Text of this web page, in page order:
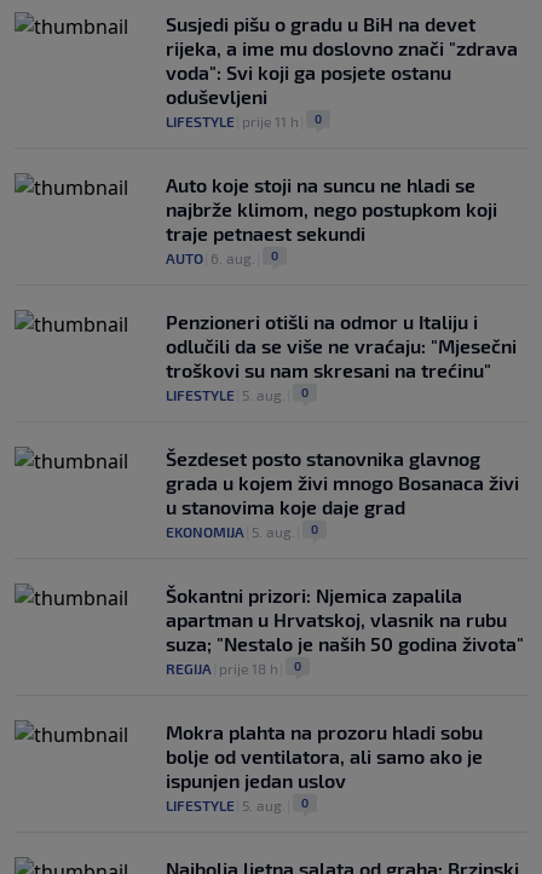
Susjedi pišu o gradu u BiH na devet
rijeka, a ime mu doslovno znači "zdrava
voda": Svi koji ga posjete ostanu
oduševljeni
LIFESTYLE prije 11 h 0
Auto koje stoji na suncu ne hladi se
najbrže klimom, nego postupkom koji
traje petnaest sekundi
AUTO 6. aug. 0
Penzioneri otišli na odmor u Italiju i
odlučili da se više ne vraćaju: "Mjesečni
troškovi su nam skresani na trećinu"
LIFESTYLE 5. aug. 0
Šezdeset posto stanovnika glavnog
grada u kojem živi mnogo Bosanaca živi
u stanovima koje daje grad
EKONOMIJA 5. aug. 0
Šokantni prizori: Njemica zapalila
apartman u Hrvatskoj, vlasnik na rubu
suza; "Nestalo je naših 50 godina života"
REGIJA prije 18 h 0
Mokra plahta na prozoru hladi sobu
bolje od ventilatora, ali samo ako je
ispunjen jedan uslov
LIFESTYLE 5. aug. 0
Najbolja ljetna salata od graha: Brzinski